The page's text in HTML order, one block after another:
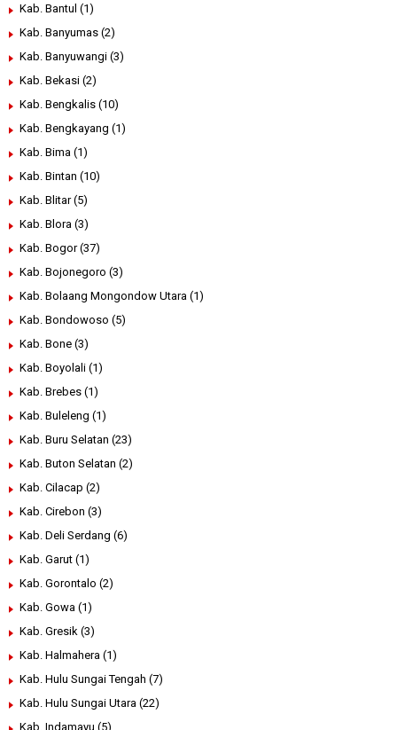
Kab. Bantul (1)
Kab. Banyumas (2)
Kab. Banyuwangi (3)
Kab. Bekasi (2)
Kab. Bengkalis (10)
Kab. Bengkayang (1)
Kab. Bima (1)
Kab. Bintan (10)
Kab. Blitar (5)
Kab. Blora (3)
Kab. Bogor (37)
Kab. Bojonegoro (3)
Kab. Bolaang Mongondow Utara (1)
Kab. Bondowoso (5)
Kab. Bone (3)
Kab. Boyolali (1)
Kab. Brebes (1)
Kab. Buleleng (1)
Kab. Buru Selatan (23)
Kab. Buton Selatan (2)
Kab. Cilacap (2)
Kab. Cirebon (3)
Kab. Deli Serdang (6)
Kab. Garut (1)
Kab. Gorontalo (2)
Kab. Gowa (1)
Kab. Gresik (3)
Kab. Halmahera (1)
Kab. Hulu Sungai Tengah (7)
Kab. Hulu Sungai Utara (22)
Kab. Indamayu (5)